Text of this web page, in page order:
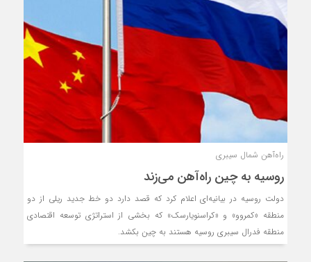
راه‌آهن شمال سیبری
روسیه به چین راه‌آهن می‌زند
دولت روسیه در بیانیه‌ای اعلام کرد که قصد دارد دو خط جدید ریلی از دو
منطقه «کمروو» و «کراسنویارسک» که بخشی از استراتژی توسعه اقتصادی
منطقه فدرال سیبری روسیه هستند به چین بکشد.